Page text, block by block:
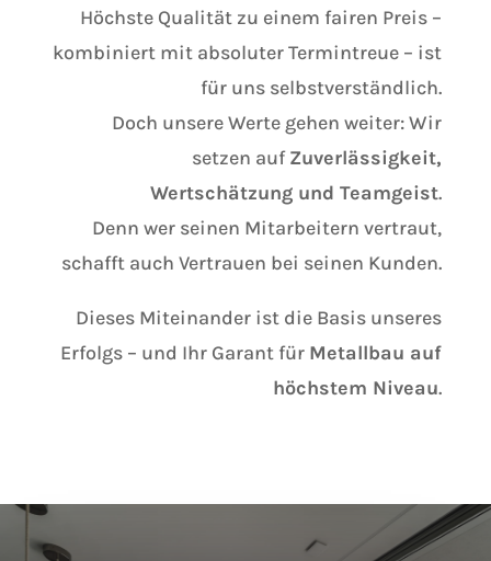
Höchste Qualität zu einem fairen Preis –
kombiniert mit absoluter Termintreue – ist
für uns selbstverständlich.
Doch unsere Werte gehen weiter: Wir
setzen aufZuverlässigkeit,
Wertschätzung und Teamgeist.
Denn wer seinen Mitarbeitern vertraut,
schafft auch Vertrauen bei seinen Kunden.
Dieses Miteinander ist die Basis unseres
Erfolgs – und Ihr Garant für Metallbau auf
höchstem Niveau.